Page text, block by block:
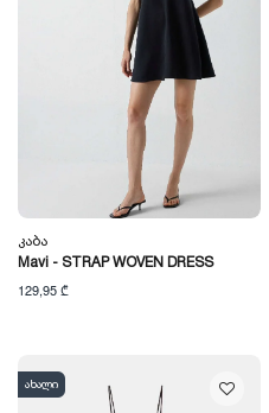
Კაბა
Mavi - STRAP WOVEN DRESS
129,95 ₾
ახალი